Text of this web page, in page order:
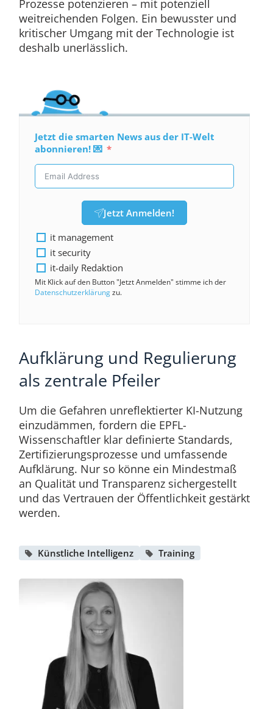
Prozesse potenzieren – mit potenziell
weitreichenden Folgen. Ein bewusster und
kritischer Umgang mit der Technologie ist
deshalb unerlässlich.
Jetzt die smarten News aus der IT-Welt
abonnieren! 💌
Jetzt Anmelden!
it management
it security
it-daily Redaktion
Mit Klick auf den Button "Jetzt Anmelden" stimme ich der
Datenschutzerklärungzu.
Aufklärung und Regulierung
als zentrale Pfeiler
Um die Gefahren unreflektierter KI-Nutzung
einzudämmen, fordern die EPFL-
Wissenschaftler klar definierte Standards,
Zertifizierungsprozesse und umfassende
Aufklärung. Nur so könne ein Mindestmaß
an Qualität und Transparenz sichergestellt
und das Vertrauen der Öffentlichkeit gestärkt
werden.
Künstliche Intelligenz Training